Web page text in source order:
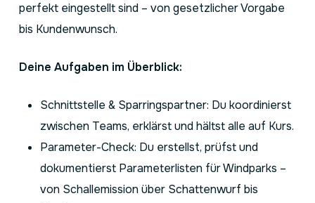
perfekt eingestellt sind – von gesetzlicher Vorgabe
bis Kundenwunsch.
Deine Aufgaben im Überblick:
Schnittstelle & Sparringspartner: Du koordinierst
zwischen Teams, erklärst und hältst alle auf Kurs.
Parameter-Check: Du erstellst, prüfst und
dokumentierst Parameterlisten für Windparks –
von Schallemission über Schattenwurf bis